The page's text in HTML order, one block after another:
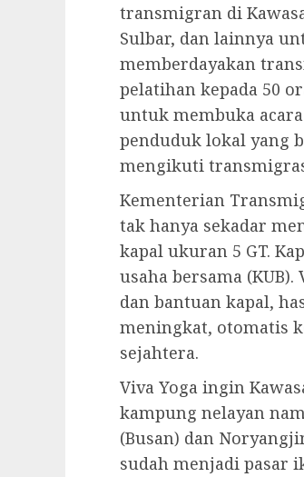
transmigran di
Sulbar, dan lainnya
memberdayakan
pelatihan kepada 50
untuk membuka
penduduk lokal yang
mengikuti
Kementerian
tak hanya sekadar
kapal ukuran 5 GT.
usaha bersama
dan bantuan kapal,
meningkat, otomatis
sejahtera.
Viva Yoga ingin
kampung nelayan
(Busan) dan
sudah menjadi pasar